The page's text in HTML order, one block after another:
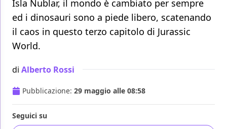
Isla Nublar, il mondo è cambiato per sempre
ed i dinosauri sono a piede libero, scatenando
il caos in questo terzo capitolo di Jurassic
World.
di Alberto Rossi
Pubblicazione: 29 maggio alle 08:58
Seguici su